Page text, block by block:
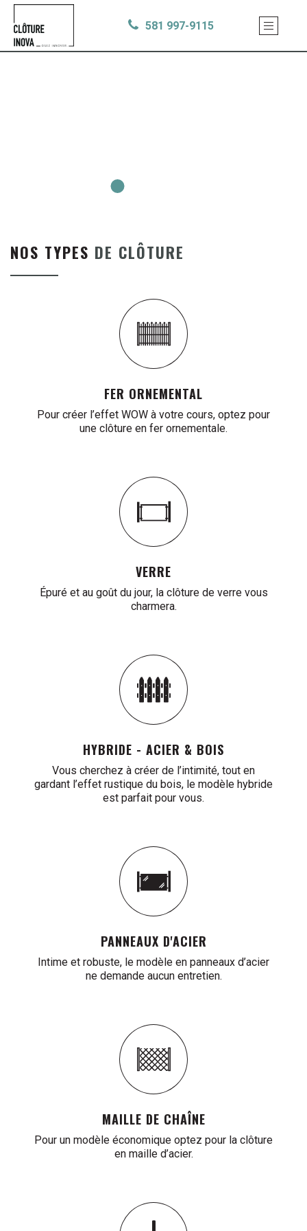
Aller
contenu
principal
NOS PRODUITS
FOURNITURE DE MATÉRIEL
NOUS JOINDRE
581 997-9115
NOS TYPES DE CLÔTURE
FER ORNEMENTAL
Pour créer l’effet WOW à votre cours, optez pour
une clôture en fer ornementale.
VERRE
Épuré et au goût du jour, la clôture de verre vous
charmera.
HYBRIDE - ACIER & BOIS
Vous cherchez à créer de l’intimité, tout en
gardant l’effet rustique du bois, le modèle hybride
est parfait pour vous.
PANNEAUX D'ACIER
Intime et robuste, le modèle en panneaux d’acier
ne demande aucun entretien.
MAILLE DE CHAÎNE
Pour un modèle économique optez pour la clôture
en maille d’acier.